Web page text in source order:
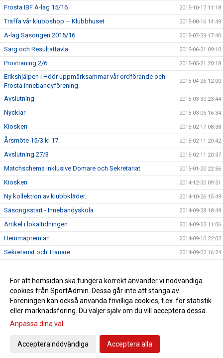
Frosta IBF A-lag 15/16 2015-10-17 11:18
Träffa vår klubbshop – Klubbhuset 2015-08-16 14:49
A-lag Säsongen 2015/16 2015-07-29 17:40
Sarg och Resultattavla 2015-06-21 09:10
Provträning 2/6 2015-05-21 20:18
Erikshjälpen i Höör uppmärksammar vår ordförande och
Frosta innebandyförening.
2015-04-26 12:00
Avslutning 2015-03-30 23:44
Nycklar 2015-03-06 16:34
Kiosken 2015-02-17 08:38
Årsmöte 15/3 kl 17 2015-02-11 20:42
Avslutning 27/3 2015-02-11 20:37
Matchschema inklusive Domare och Sekretariat 2015-01-20 22:56
Kiosken 2014-12-30 09:51
Ny kollektion av klubbkläder. 2014-10-26 15:49
Säsongsstart - Innebandyskola 2014-09-28 18:49
Artikel i lokaltidningen 2014-09-23 11:06
Hemmapremiär! 2014-09-10 22:02
Sekretariat och Tränare 2014-09-02 16:24
A-lag på gång igen. 2014-05-23 12:00
Tack för säsongen 2013/14. 2014-04-06 12:00
Gå till Webbversion
För att hemsidan ska fungera korrekt använder vi nödvändiga
cookies från SportAdmin. Dessa går inte att stänga av.
Föreningen kan också använda frivilliga cookies, t.ex. för statistik
eller marknadsföring. Du väljer själv om du vill acceptera dessa.
Anpassa dina val
Acceptera nödvändiga Acceptera alla